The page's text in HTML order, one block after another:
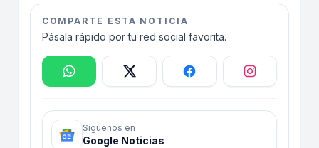
COMPARTE ESTA NOTICIA
Pásala rápido por tu red social favorita.
Síguenos en
Google Noticias